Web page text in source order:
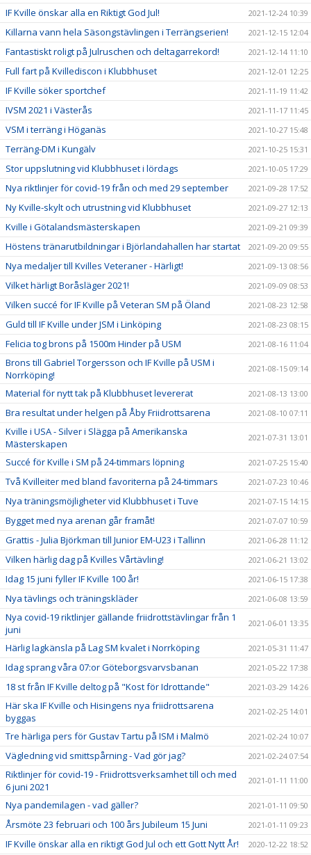
IF Kville önskar alla en Riktigt God Jul! 2021-12-24 10:39
Killarna vann hela Säsongstävlingen i Terrängserien! 2021-12-15 12:04
Fantastiskt roligt på Julruschen och deltagarrekord! 2021-12-14 11:10
Full fart på Kvillediscon i Klubbhuset 2021-12-01 12:25
IF Kville söker sportchef 2021-11-19 11:42
IVSM 2021 i Västerås 2021-11-17 11:45
VSM i terräng i Höganäs 2021-10-27 15:48
Terräng-DM i Kungälv 2021-10-25 15:31
Stor uppslutning vid Klubbhuset i lördags 2021-10-05 17:29
Nya riktlinjer för covid-19 från och med 29 september 2021-09-28 17:52
Ny Kville-skylt och utrustning vid Klubbhuset 2021-09-27 12:13
Kville i Götalandsmästerskapen 2021-09-21 09:39
Höstens tränarutbildningar i Björlandahallen har startat 2021-09-20 09:55
Nya medaljer till Kvilles Veteraner - Härligt! 2021-09-13 08:56
Vilket härligt Boråsläger 2021! 2021-09-09 08:53
Vilken succé för IF Kville på Veteran SM på Öland 2021-08-23 12:58
Guld till IF Kville under JSM i Linköping 2021-08-23 08:15
Felicia tog brons på 1500m Hinder på USM 2021-08-16 11:04
Brons till Gabriel Torgersson och IF Kville på USM i
Norrköping!
2021-08-15 09:14
Material för nytt tak på Klubbhuset levererat 2021-08-13 13:00
Bra resultat under helgen på Åby Friidrottsarena 2021-08-10 07:11
Kville i USA - Silver i Slägga på Amerikanska
Mästerskapen
2021-07-31 13:01
Succé för Kville i SM på 24-timmars löpning 2021-07-25 15:40
Två Kvilleiter med bland favoriterna på 24-timmars 2021-07-23 10:46
Nya träningsmöjligheter vid Klubbhuset i Tuve 2021-07-15 14:15
Bygget med nya arenan går framåt! 2021-07-07 10:59
Grattis - Julia Björkman till Junior EM-U23 i Tallinn 2021-06-28 11:12
Vilken härlig dag på Kvilles Vårtävling! 2021-06-21 13:02
Idag 15 juni fyller IF Kville 100 år! 2021-06-15 17:38
Nya tävlings och träningskläder 2021-06-08 13:59
Nya covid-19 riktlinjer gällande friidrottstävlingar från 1
juni
2021-06-01 13:35
Härlig lagkänsla på Lag SM kvalet i Norrköping 2021-05-31 11:47
Idag sprang våra 07:or Göteborgsvarvsbanan 2021-05-22 17:38
18 st från IF Kville deltog på "Kost för Idrottande" 2021-03-29 14:26
Här ska IF Kville och Hisingens nya friidrottsarena
byggas
2021-02-25 14:01
Tre härliga pers för Gustav Tartu på ISM i Malmö 2021-02-24 10:07
Vägledning vid smittspårning - Vad gör jag? 2021-02-24 07:54
Riktlinjer för covid-19 - Friidrottsverksamhet till och med
6 juni 2021
2021-01-11 11:00
Nya pandemilagen - vad gäller? 2021-01-11 09:50
Årsmöte 23 februari och 100 års Jubileum 15 Juni 2021-01-11 09:23
IF Kville önskar alla en riktigt God Jul och ett Gott Nytt År! 2020-12-22 18:52